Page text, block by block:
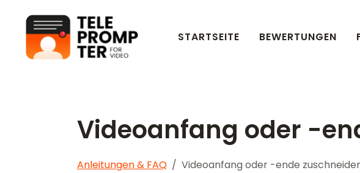
Teleprompter für Videos STARTSEITE BEWERTUNGEN
Videoanfang oder -
Anleitungen & FAQ Videoanfang oder -ende